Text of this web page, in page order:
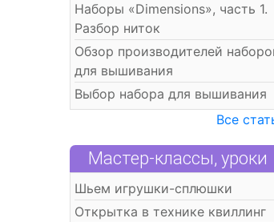
Наборы «Dimensions», часть 1.
Разбор ниток
Обзор производителей
для вышивания
Выбор набора для вышивания
Все
Мастер-классы, уроки
Шьем игрушки-сплюшки
Открытка в технике квиллинг